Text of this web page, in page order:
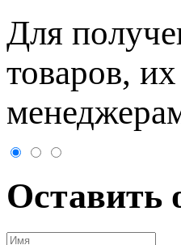
Для
товaров,
Оставить